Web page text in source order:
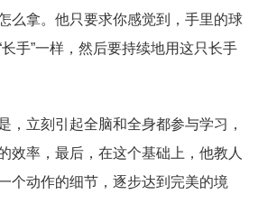
么拿。他只要求你感觉到，手里的球
长手”一样，然后要持续地用这只长手
，立刻引起全脑和全身都参与学习，
效率，最后，在这个基础上，他教人
个动作的细节，逐步达到完美的境